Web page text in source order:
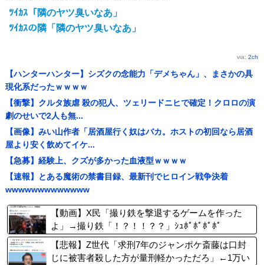
ﾂｲｶｽ「隣のヤツ臭いなあ」
ﾂｲｶｽの隣「隣のヤツ臭いなあ」
via: 2ch
【ハンターハンター】シズクの念能力「デメちゃん」、まさかの具
現化系だったｗｗｗｗ
【衝撃】クルタ族虐 殺の犯人、ツェリードニヒで確定！クロロの演
劇のせいで2人も無...
【画像】みい山作者「居酒屋行く奴はバカ。ホストの初回なら居酒
屋より安く飲めてイケ...
【急募】経験上、クズが多かった血液型ｗｗｗｗ
【速報】とある魔術の禁書目録、最新刊でヒロイン戦争決着
wwwwwwwwwwwww
【動画】X民「撮り鉄を撃退するゲームを作った
よ」→撮り鉄「！？！！？？」ｼｭﾎﾟﾎﾟﾎﾟﾎﾟ
【悲報】Z世代「求刑7年のジャンポケ斎藤は口封
じに被害者殺した方が量刑軽かっただろ」←1万い